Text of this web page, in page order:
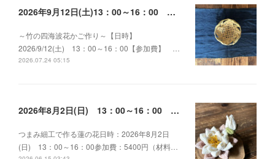
2026年9月12日(土)13：00～16：00 ～竹の四海波花かご作り～
～竹の四海波花かご作り～【日時】
2026/9/12(土) 13：00～16：00【参加費】 …
2026.07.24 05:15
2026年8月2日(日) 13：00～16：00 つまみ細工で作る蓮の花
つまみ細工で作る蓮の花日時：2026年8月2日
(日) 13：00～16：00参加費：5400円（材料…